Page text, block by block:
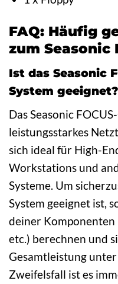
FAQ: Häufig
zum Seasonic
Ist das Seasonic
System geeignet?
Das Seasonic
leistungsstarkes
sich ideal für High-
Workstations und
Systeme. Um
System geeignet ist,
deiner Komponenten
etc.) berechnen und
Gesamtleistung
Zweifelsfall ist es